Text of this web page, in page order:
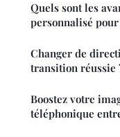
Quels sont les
personnalisé
Changer de
transition réussie
Boostez votre
téléphonique